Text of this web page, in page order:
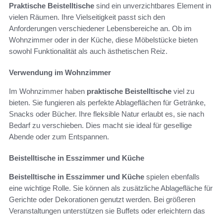
Praktische Beistelltische sind ein unverzichtbares Element in
vielen Räumen. Ihre Vielseitigkeit passt sich den
Anforderungen verschiedener Lebensbereiche an. Ob im
Wohnzimmer oder in der Küche, diese Möbelstücke bieten
sowohl Funktionalität als auch ästhetischen Reiz.
Verwendung im Wohnzimmer
Im Wohnzimmer haben praktische Beistelltische viel zu
bieten. Sie fungieren als perfekte Ablageflächen für Getränke,
Snacks oder Bücher. Ihre fleksible Natur erlaubt es, sie nach
Bedarf zu verschieben. Dies macht sie ideal für gesellige
Abende oder zum Entspannen.
Beistelltische in Esszimmer und Küche
Beistelltische in Esszimmer und Küche spielen ebenfalls
eine wichtige Rolle. Sie können als zusätzliche Ablagefläche für
Gerichte oder Dekorationen genutzt werden. Bei größeren
Veranstaltungen unterstützen sie Buffets oder erleichtern das